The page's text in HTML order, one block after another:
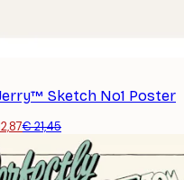
Sketch No1 Poster
€ 21,45